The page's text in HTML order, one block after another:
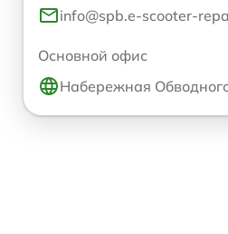
info@spb.e-scooter-
Основной офис
Набережная